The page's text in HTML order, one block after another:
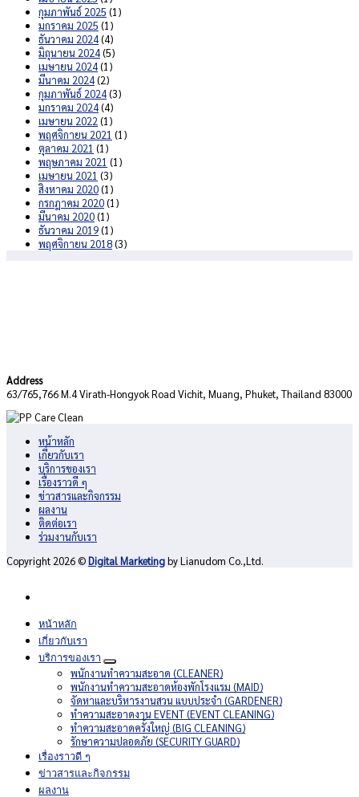
กุมภาพันธ์ 2025 (1)
มกราคม 2025 (1)
ธันวาคม 2024(4)
มิถุนายน 2024(5)
เมษายน 2024(1)
มีนาคม 2024(2)
กุมภาพันธ์ 2024(3)
มกราคม 2024(4)
เมษายน 2022 (1)
พฤศจิกายน 2021 (1)
ตุลาคม 2021 (1)
พฤษภาคม 2021 (1)
เมษายน 2021 (3)
สิงหาคม 2020(1)
กรกฎาคม 2020(1)
มีนาคม 2020(1)
ธันวาคม 2019(1)
พฤศจิกายน 2018(3)
Address
63/765,766 M.4 Virath-Hongyok Road Vichit, Muang, Phuket, Thailand 83000
หน้าหลัก
เกี่ยวกับเรา
บริการของเรา
เรื่องราวดี ๆ
ข่าวสารและกิจกรรม
ผลงาน
ติดต่อเรา
ร่วมงานกับเรา
Copyright 2026 ©Digital Marketingby Lianudom Co.,Ltd.
หน้าหลัก
เกี่ยวกับเรา
บริการของเรา
พนักงานทำความสะอาด (CLEANER)
พนักงานทำความสะอาดห้องพักโรงแรม (MAID)
จัดหาและบริหารงานสวน แบบประจำ (GARDENER)
ทำความสะอาดงาน EVENT (EVENT CLEANING)
ทำความสะอาดครั้งใหญ่ (BIG CLEANING)
รักษาความปลอดภัย (SECURITY GUARD)
เรื่องราวดี ๆ
ข่าวสารและกิจกรรม
ผลงาน